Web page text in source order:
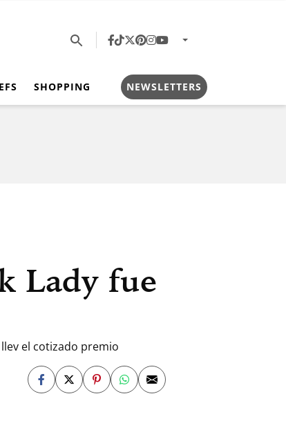
SHOPPING NEWSLETTERS
Lady fue
el cotizado premio